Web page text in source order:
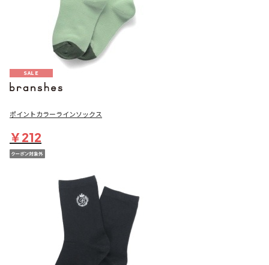
SALE
ポイントカラーラインソックス
￥212